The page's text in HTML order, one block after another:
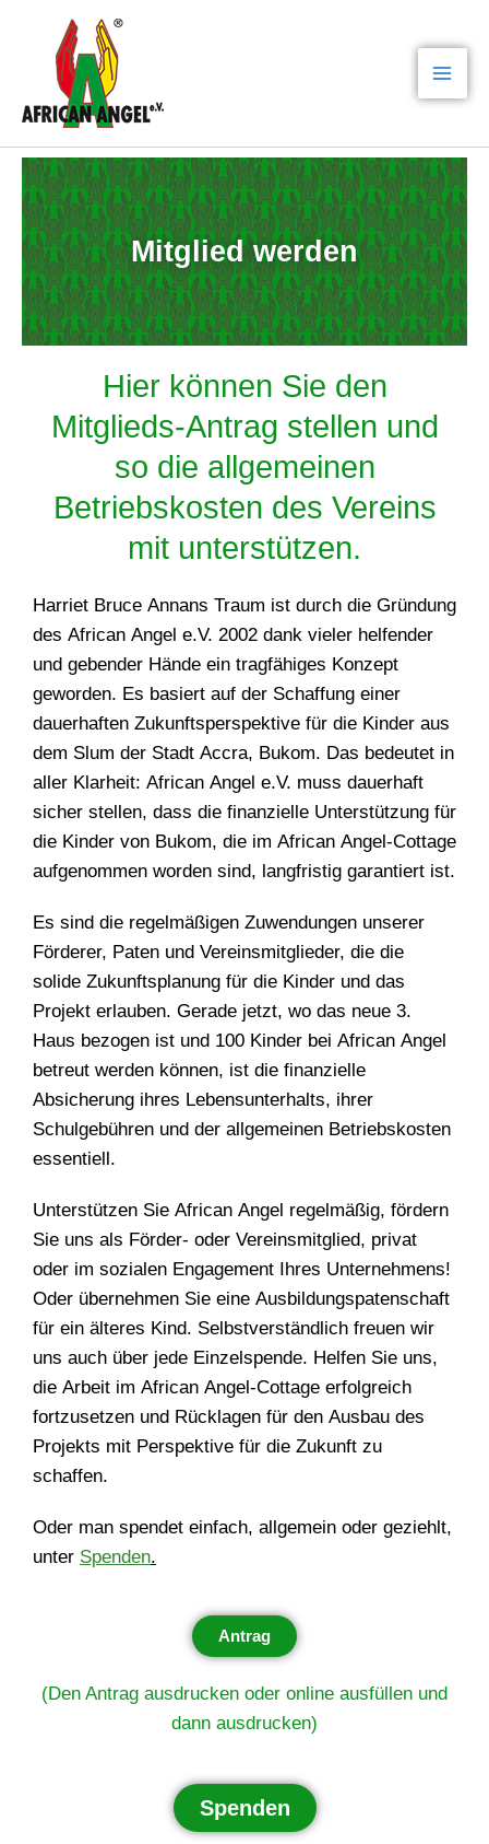
springen
Mitglied werden
Hier können Sie den
Mitglieds-Antrag stellen und
so die allgemeinen
Betriebskosten des Vereins
mit unterstützen.
Harriet Bruce Annans Traum ist durch die Gründung
des African Angel e.V. 2002 dank vieler helfender
und gebender Hände ein tragfähiges Konzept
geworden. Es basiert auf der Schaffung einer
dauerhaften Zukunftsperspektive für die Kinder aus
dem Slum der Stadt Accra, Bukom. Das bedeutet in
aller Klarheit: African Angel e.V. muss dauerhaft
sicher stellen, dass die finanzielle Unterstützung für
die Kinder von Bukom, die im African Angel-Cottage
aufgenommen worden sind, langfristig garantiert ist.
Es sind die regelmäßigen Zuwendungen unserer
Förderer, Paten und Vereinsmitglieder, die die
solide Zukunftsplanung für die Kinder und das
Projekt erlauben. Gerade jetzt, wo das neue 3.
Haus bezogen ist und 100 Kinder bei African Angel
betreut werden können, ist die finanzielle
Absicherung ihres Lebensunterhalts, ihrer
Schulgebühren und der allgemeinen Betriebskosten
essentiell.
Unterstützen Sie African Angel regelmäßig, fördern
Sie uns als Förder- oder Vereinsmitglied, privat
oder im sozialen Engagement Ihres Unternehmens!
Oder übernehmen Sie eine Ausbildungspatenschaft
für ein älteres Kind. Selbstverständlich freuen wir
uns auch über jede Einzelspende. Helfen Sie uns,
die Arbeit im African Angel-Cottage erfolgreich
fortzusetzen und Rücklagen für den Ausbau des
Projekts mit Perspektive für die Zukunft zu
schaffen.
Oder man spendet einfach, allgemein oder geziehlt,
unter Spenden.
Antrag
(Den Antrag ausdrucken oder online ausfüllen und
dann ausdrucken)
Spenden